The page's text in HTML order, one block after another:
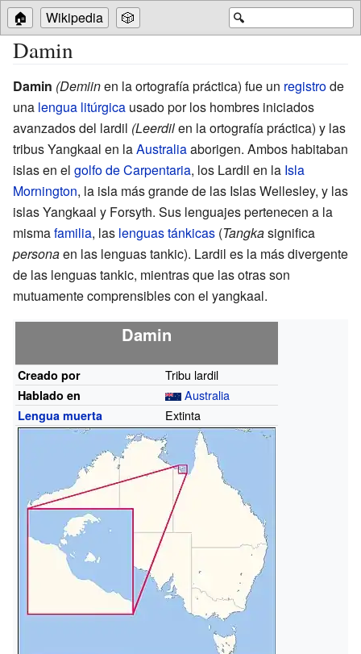
🔍
🏠 Wikipedia 🎲
Damin
Damin (Demiinen la ortografía práctica) fue un registrode
una lengua litúrgica usado por los hombres iniciados
avanzados del lardil (Leerdilen la ortografía práctica) y las
tribus Yangkaal en laAustraliaaborigen. Ambos habitaban
islas en el golfo de Carpentaria, los Lardil en la Isla
Mornington, la isla más grande de las Islas Wellesley, y las
islas Yangkaal y Forsyth. Sus lenguajes pertenecen a la
mismafamilia, las lenguas tánkicas (Tangkasignifica
personaen las lenguas tankic). Lardil es la más divergente
de las lenguas tankic, mientras que las otras son
mutuamente comprensibles con el yangkaal.
Damin
Creado por Tribu lardil
Hablado en Australia
Lengua muerta Extinta